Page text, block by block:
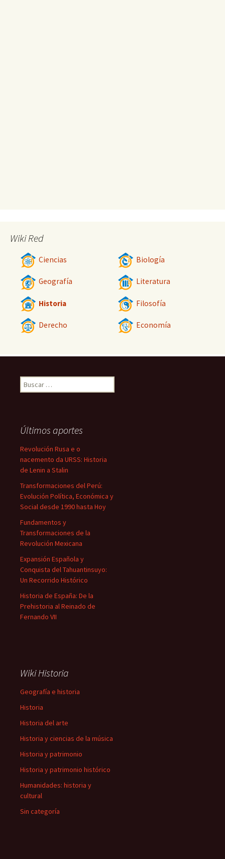
Wiki Red
Ciencias Biología
Geografía Literatura
Historia Filosofía
Derecho Economía
Buscar:
Últimos aportes
Revolución Rusa e o
nacemento da URSS: Historia
de Lenin a Stalin
Transformaciones del Perú:
Evolución Política, Económica y
Social desde 1990 hasta Hoy
Fundamentos y
Transformaciones de la
Revolución Mexicana
Expansión Española y
Conquista del Tahuantinsuyo:
Un Recorrido Histórico
Historia de España: De la
Prehistoria al Reinado de
Fernando VII
Wiki Historia
Geografía e historia
Historia
Historia del arte
Historia y ciencias de la música
Historia y patrimonio
Historia y patrimonio histórico
Humanidades: historia y
cultural
Sin categoría